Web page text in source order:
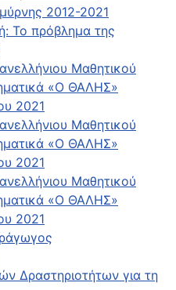
2012-2021
Το πρόβλημα της
Μαθητικού
«Ο ΘΑΛΗΣ»
2021
Μαθητικού
«Ο ΘΑΛΗΣ»
2021
Μαθητικού
«Ο ΘΑΛΗΣ»
2021
Δραστηριοτήτων για τη